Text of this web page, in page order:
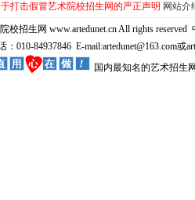
打击假冒艺术院校招生网的严正声明 网站介
校招生网 www.artedunet.cn All rights reserved
：010-84937846 E-mail:artedunet@163.com或
国内最知名的艺术招生